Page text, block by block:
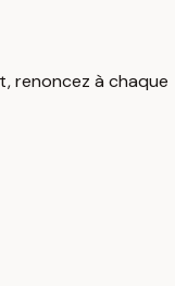
renoncez à chaque